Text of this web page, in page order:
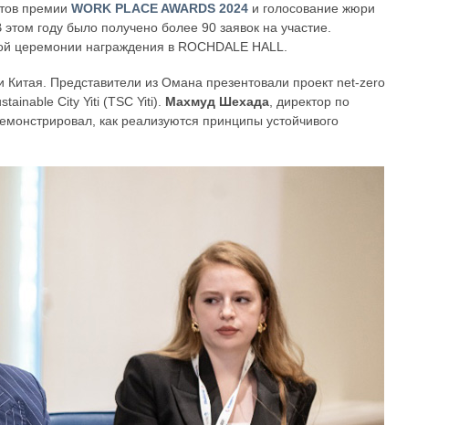
премииWORK PLACE AWARDS 2024 и голосование жюри
году было получено более 90 заявок на участие.
церемонии награждения в ROCHDALE HALL.
Представители из Омана презентовали проект net-zero
City Yiti (TSC Yiti). Махмуд Шехада , директор по
как реализуются принципы устойчивого